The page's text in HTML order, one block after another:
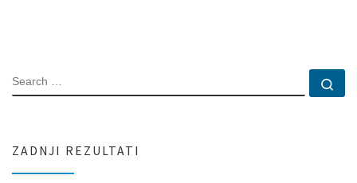
SEARCH
ZADNJI REZULTATI